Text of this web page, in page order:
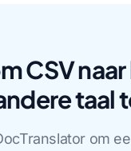
CSV
taal
om